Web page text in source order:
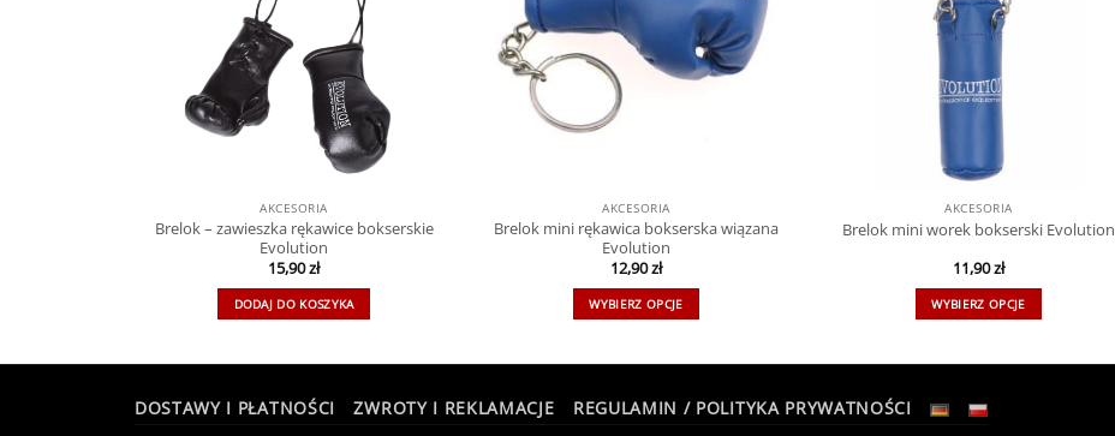
AKCESORIA
Brelok – zawieszka rękawice bokserskie
Evolution
15,90zł
DODAJ DO KOSZYKA
AKCESORIA
Brelok mini rękawica bokserska wiązana
Evolution
12,90zł
WYBIERZ OPCJE
AKCESORIA
Brelok mini worek bokserski Evolution
11,90zł
WYBIERZ OPCJE
DOSTAWY I PŁATNOŚCI ZWROTY I REKLAMACJE REGULAMIN / POLITYKA PRYWATNOŚCI